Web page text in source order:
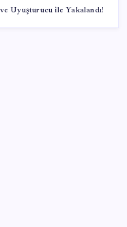
Uyuşturucu ile Yakalandı!